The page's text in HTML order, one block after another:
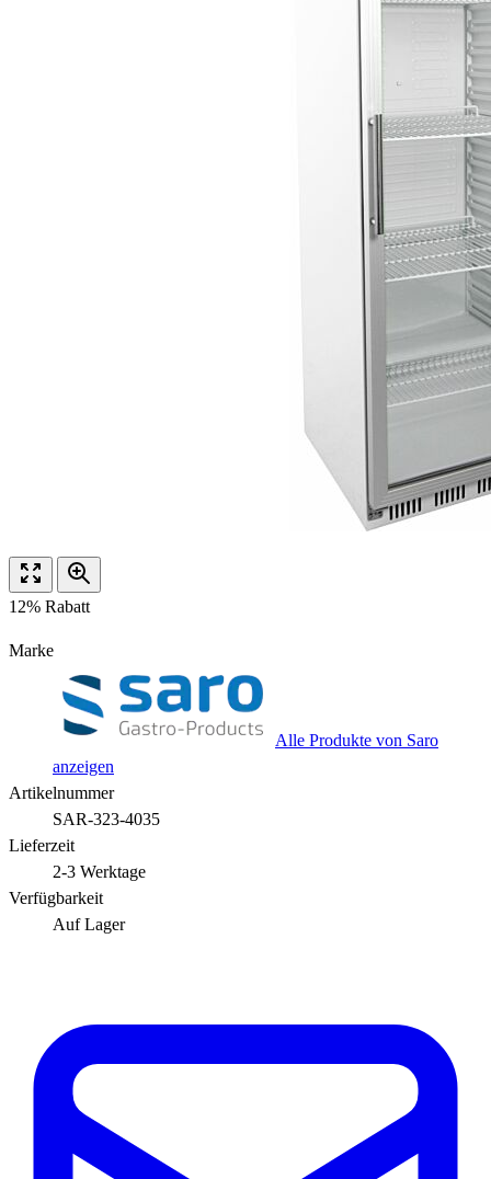
12% Rabatt
Marke
Alle Produkte von Saro
anzeigen
Artikelnummer
SAR-323-4035
Lieferzeit
2-3 Werktage
Verfügbarkeit
Auf Lager